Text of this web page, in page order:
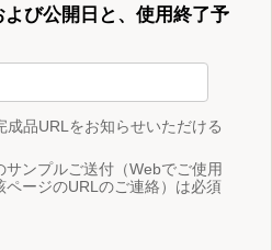
び公開日と、使用終了予
品URLをお知らせいただける
ンプルご送付（Webでご使用
ージのURLのご連絡）は必須